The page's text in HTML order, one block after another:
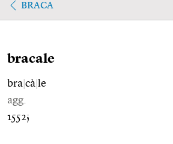
BRACA
bracale
bra cà le
agg.
1552;